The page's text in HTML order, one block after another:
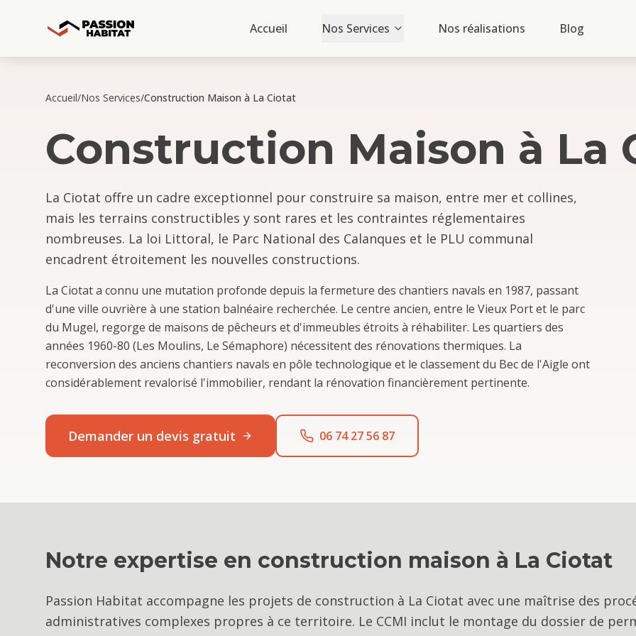
Accueil Nos Services Nos réalisations Blog
Accueil/Nos Services/Construction Maison à La Ciotat
Construction Maison à La
La Ciotat offre un cadre exceptionnel pour construire sa maison, entre mer et collines,
mais les terrains constructibles y sont rares et les contraintes réglementaires
nombreuses. La loi Littoral, le Parc National des Calanques et le PLU communal
encadrent étroitement les nouvelles constructions.
La Ciotat a connu une mutation profonde depuis la fermeture des chantiers navals en 1987, passant
d'une ville ouvrière à une station balnéaire recherchée. Le centre ancien, entre le Vieux Port et le parc
du Mugel, regorge de maisons de pêcheurs et d'immeubles étroits à réhabiliter. Les quartiers des
années 1960-80 (Les Moulins, Le Sémaphore) nécessitent des rénovations thermiques. La
reconversion des anciens chantiers navals en pôle technologique et le classement du Bec de l'Aigle ont
considérablement revalorisé l'immobilier, rendant la rénovation financièrement pertinente.
Demander un devis gratuit 06 74 27 56 87
Notre expertise en construction maison à La Ciotat
Passion Habitat accompagne les projets de construction à La Ciotat avec une maîtrise des
administratives complexes propres à ce territoire. Le CCMI inclut le montage du dossier de